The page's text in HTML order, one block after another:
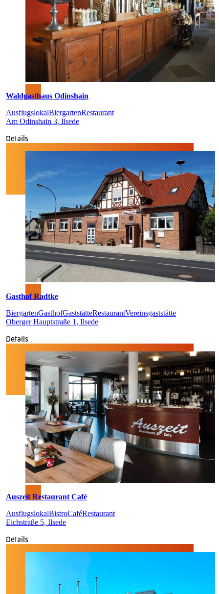
Waldgasthaus Odinshain
AusflugslokalBiergartenRestaurant
Am Odinshain 3, Ilsede
Details
Gasthof Radtke
BiergartenGasthofGaststätteRestaurantVereinsgaststätte
Oberger Hauptstraße 1, Ilsede
Details
Auszeit Restaurant Café
AusflugslokalBistroCaféRestaurant
Eichstraße 5, Ilsede
Details